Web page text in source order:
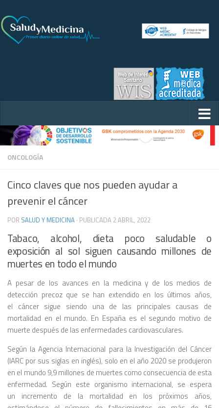
ONCOLOGÍA
Cinco claves que nos pueden ayudar a
prevenir el cáncer
POR SALUD Y MEDICINA · PUBLICADA 2 ABRIL, 2022
Tabaco, alcohol, dieta poco saludable o
exposición al sol siguen causando millones de
muertes en todo el mundo
A pesar de los avances en la medicina y de los medios de
detección precoz que se han extendido en los últimos años,
el cáncer sigue siendo una de las principales causas de
mortalidad en el mundo. En España es el segundo motivo de
muerte después de las enfermedades cardiovasculares.
Según la Agencia Internacional para la Investigación del Cáncer
(IARC por sus siglas en inglés), solo en el año 2020 se produjeron
en el mundo 9,9 millones de muertes como consecuencia de esta
enfermedad. Según este organismo internacional, se espera
un incremento de la mortalidad en los próximos años,